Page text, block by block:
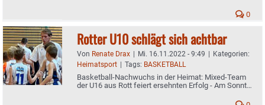
0
Rotter U10 schlägt sich achtbar
Von Renate Drax | Mi. 16.11.2022 - 9:49 | Kategorien:
Heimatsport | Tags: BASKETBALL
Basketball-Nachwuchs in der Heimat: Mixed-Team
der U16 aus Rott feiert ersehnten Erfolg - Am Sonntag